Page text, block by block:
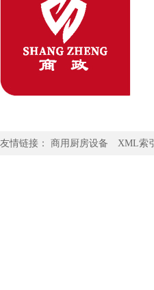
友情链接： 商用厨房设备 XML索引